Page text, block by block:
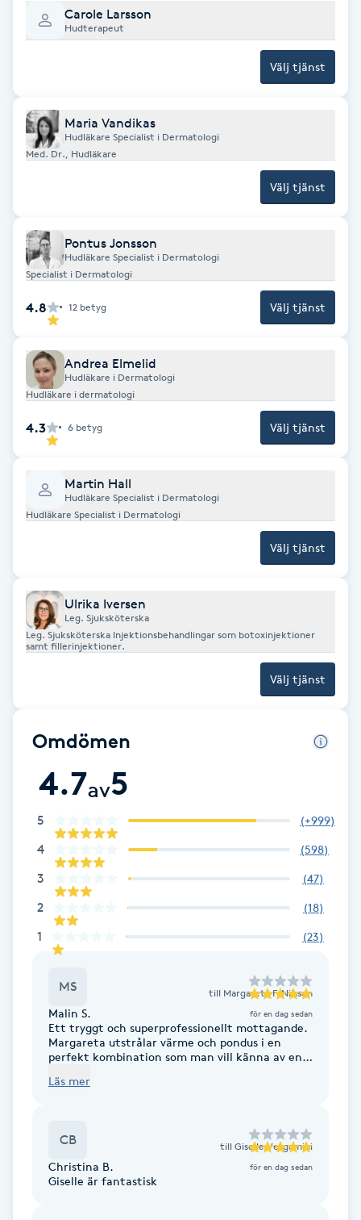
Gravidmassage
Gruppträning
Hatha Yoga
Headspa
Healing
Herrklippning
Hollywood Peel
Hot Stone Massage
Hudföryngring
Huduppstramning
Hyaluronsyra
Hyperhidros
Hypnos
Hårborttagning
Hårbottenbehandling
Hårförlängning
Carole Larsson
Hudterapeut
Välj tjänst
Maria Vandikas
Hudläkare Specialist i Dermatologi
Med. Dr., Hudläkare
Välj tjänst
Pontus Jonsson
Hudläkare Specialist i Dermatologi
Specialist i Dermatologi
4.8 12 betyg Välj tjänst
Andrea Elmelid
Hudläkare i Dermatologi
Hudläkare i dermatologi
4.3 6 betyg Välj tjänst
Martin Hall
Hudläkare Specialist i Dermatologi
Hudläkare Specialist i Dermatologi
Välj tjänst
Ulrika Iversen
Leg. Sjuksköterska
Leg. Sjuksköterska Injektionsbehandlingar som botoxinjektioner
samt fillerinjektioner.
Välj tjänst
Omdömen
4.7av5
5 (+999)
4 (598)
3 (47)
2 (18)
1 (23)
MS till Margareta F. Nilsson
Malin S. för en dag sedan
Ett tryggt och superprofessionellt mottagande.
Margareta utstrålar värme och pondus i en
perfekt kombination som man vill känna av en
Läs mer
CB till Giselle Vergamini
Christina B. för en dag sedan
Giselle är fantastisk